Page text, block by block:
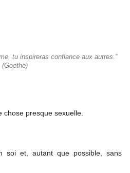
tu inspireras confiance aux autres.”
(Goethe)
chose presque sexuelle.
soi et, autant que possible, sans